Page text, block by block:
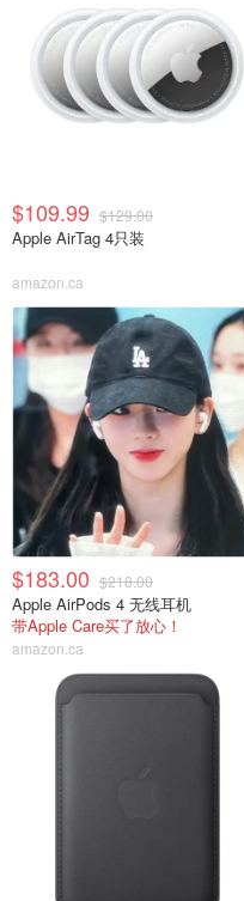
$109.99 $129.00
Apple AirTag 4只装
amazon.ca
$183.00 $218.00
Apple AirPods 4 无线耳机
带Apple Care买了放心！
amazon.ca